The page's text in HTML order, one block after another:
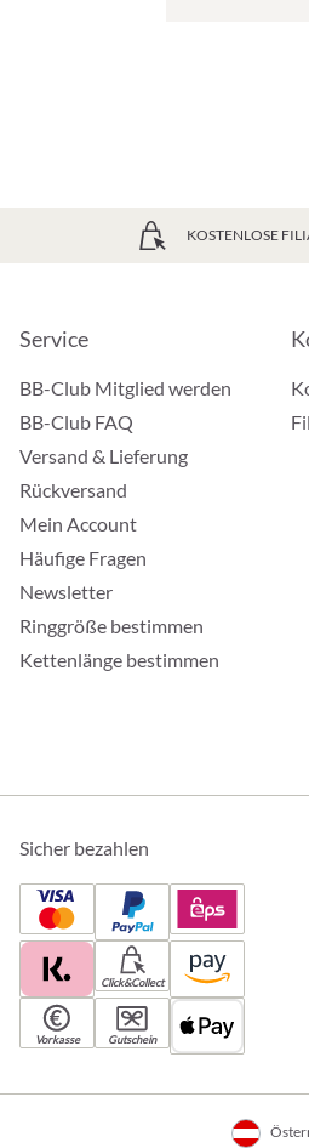
KOSTENLOSE
Service
BB-Club Mitglied werden
BB-Club FAQ
Versand & Lieferung
Rückversand
Mein Account
Häufige Fragen
Newsletter
Ringgröße bestimmen
Kettenlänge bestimmen
Sicher bezahlen
Click&Collect
Vorkasse Gutschein